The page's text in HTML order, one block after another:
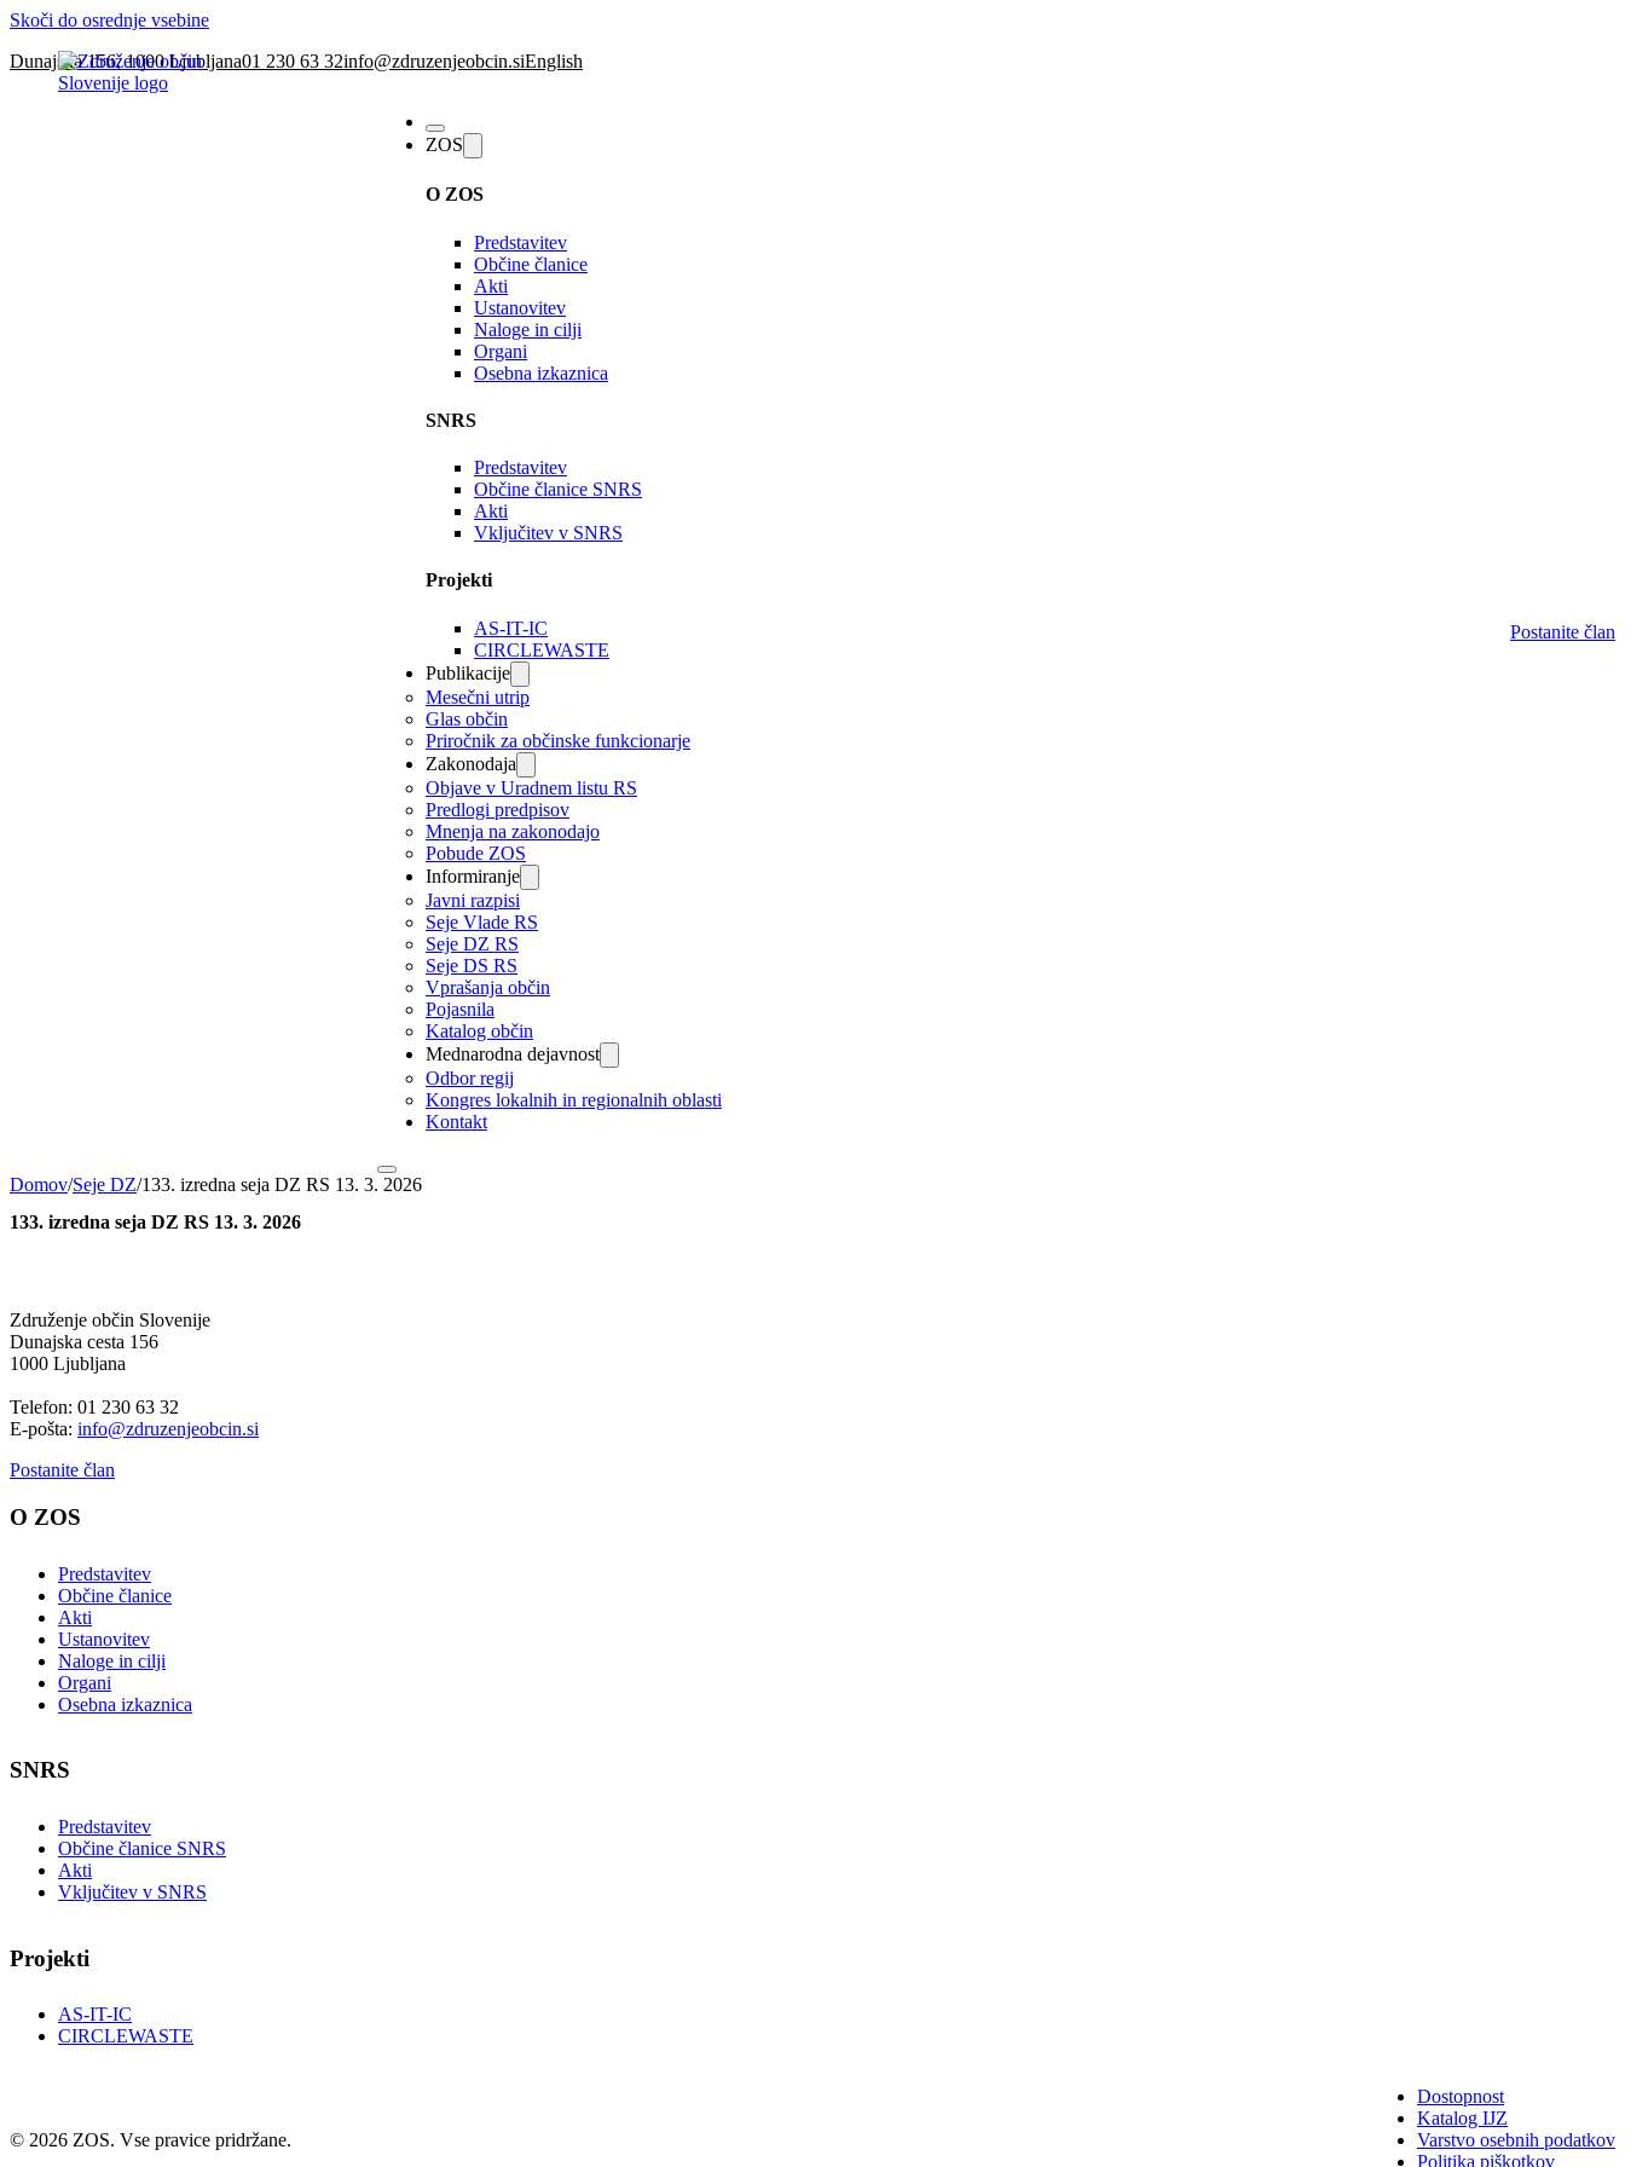
Skoči do osrednje vsebine
Dunajska 156, 1000 Ljubljana01 230 63 32info@zdruzenjeobcin.siEnglish
ZOS
O ZOS
Predstavitev
Občine članice
Akti
Ustanovitev
Naloge in cilji
Organi
Osebna izkaznica
SNRS
Predstavitev
Občine članice SNRS
Akti
Vključitev v SNRS
Projekti
AS-IT-IC
CIRCLEWASTE
Publikacije
Mesečni utrip
Glas občin
Priročnik za občinske funkcionarje
Zakonodaja
Objave v Uradnem listu RS
Predlogi predpisov
Mnenja na zakonodajo
Pobude ZOS
Informiranje
Javni razpisi
Seje Vlade RS
Seje DZ RS
Seje DS RS
Vprašanja občin
Pojasnila
Katalog občin
Mednarodna dejavnost
Odbor regij
Kongres lokalnih in regionalnih oblasti
Kontakt
Postanite član
Domov/Seje DZ/133. izredna seja DZ RS 13. 3. 2026
133. izredna seja DZ RS 13. 3. 2026
Združenje občin Slovenije
Dunajska cesta 156
1000 Ljubljana
Telefon: 01 230 63 32
E-pošta: info@zdruzenjeobcin.si
Postanite član
O ZOS
Predstavitev
Občine članice
Akti
Ustanovitev
Naloge in cilji
Organi
Osebna izkaznica
SNRS
Predstavitev
Občine članice SNRS
Akti
Vključitev v SNRS
Projekti
AS-IT-IC
CIRCLEWASTE
© 2026 ZOS. Vse pravice pridržane.
Dostopnost
Katalog IJZ
Varstvo osebnih podatkov
Politika piškotkov